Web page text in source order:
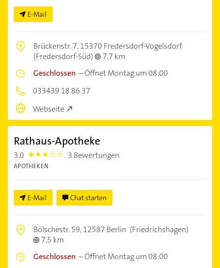
E-Mail
Brückenstr. 7,15370 Fredersdorf-Vogelsdorf
(Fredersdorf-Süd)
7,7 km
Geschlossen –Öffnet Montag um 08:00
033439 18 86 37
Webseite
Rathaus-Apotheke
3,0 3.0 3 Bewertungen
APOTHEKEN
E-Mail Chat starten
Bölschestr. 59,12587 Berlin (Friedrichshagen)
7,5 km
Geschlossen –Öffnet Montag um 08:00